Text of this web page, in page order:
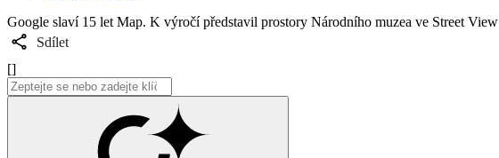
Google slaví 15 let Map. K výročí představil prostory Národního muzea ve Street View
Sdílet
[]